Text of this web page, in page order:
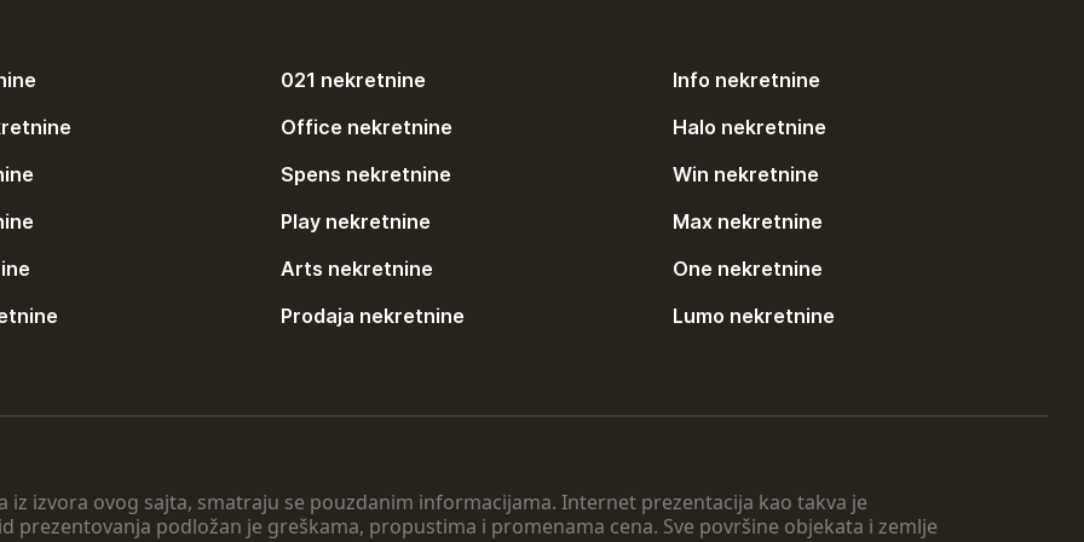
iz izvora ovog sajta, smatraju se pouzdanim informacijama. Internet prezentacija kao takva je
prezentovanja podložan je greškama, propustima i promenama cena. Sve površine objekata i zemlje
021 nekretnine
Info nekretnine
Office nekretnine
Halo nekretnine
Spens nekretnine
Win nekretnine
Play nekretnine
Max nekretnine
Arts nekretnine
One nekretnine
Prodaja nekretnine Lumo nekretnine